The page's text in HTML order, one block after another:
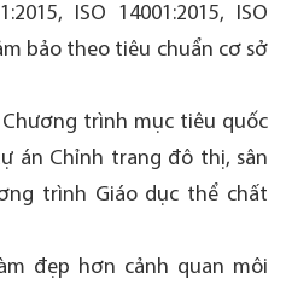
ISO 14001:2015, ISO
bảo theo tiêu chuẩn cơ sở
trình mục tiêu quốc
án Chỉnh trang đô thị, sân
trình Giáo dục thể chất
đẹp hơn cảnh quan môi